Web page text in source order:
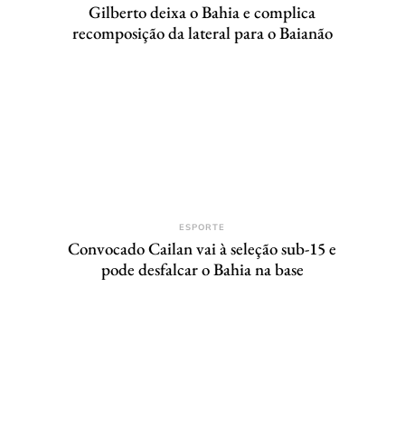
Gilberto deixa o Bahia e complica
recomposição da lateral para o Baianão
ESPORTE
Convocado Cailan vai à seleção sub-15 e
pode desfalcar o Bahia na base